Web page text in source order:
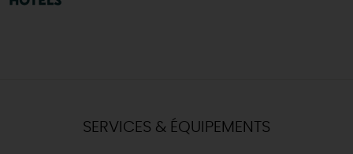
SERVICES & ÉQUIPEMENTS